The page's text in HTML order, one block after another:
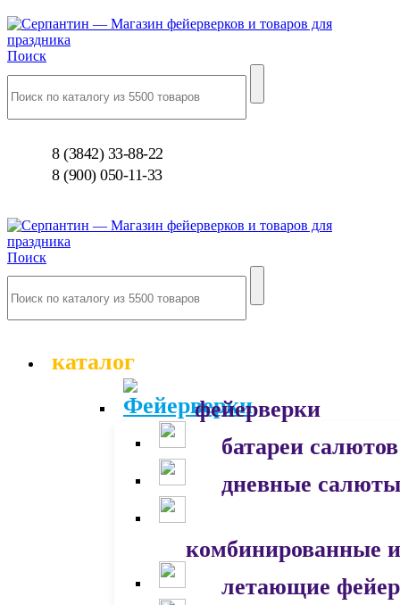
Поиск
8 (3842) 33-88-22
8 (900) 050-11-33
Поиск
каталог
фейерверки
батареи салютов
дневные салюты
комбинированные
летающие